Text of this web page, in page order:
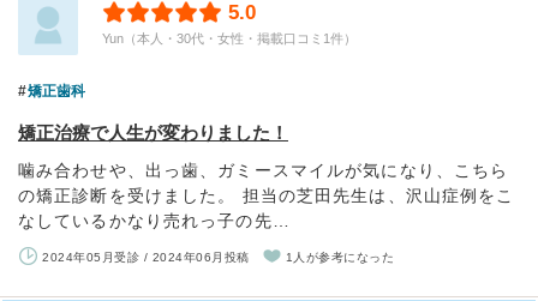
5.0
Yun（本人・30代・女性・掲載口コミ1件）
矯正歯科
矯正治療で人生が変わりました！
噛み合わせや、出っ歯、ガミースマイルが気になり、こちら
の矯正診断を受けました。 担当の芝田先生は、沢山症例をこ
なしているかなり売れっ子の先…
2024年05月受診 / 2024年06月投稿 1人が参考になった